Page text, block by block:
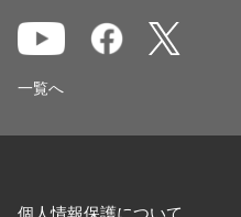
一覧へ
個人情報保護について